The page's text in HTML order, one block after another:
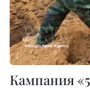
Кампания